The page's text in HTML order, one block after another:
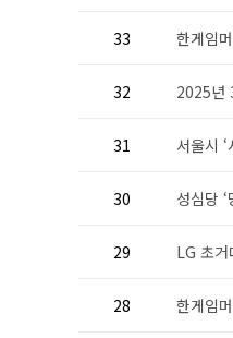
33 한게임
32 2025년
31 서울시
30 성심당
29 LG 초
28 한게임